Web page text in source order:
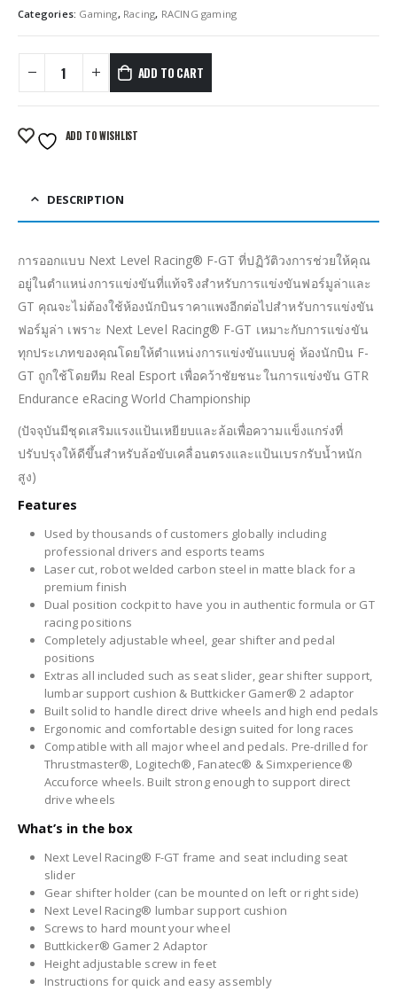
Categories: Gaming, Racing, RACING gaming
ADD TO CART
ADD TO WISHLIST
DESCRIPTION
การออกแบบ Next Level Racing® F-GT ที่ปฏิวัติวงการช่วยให้คุณ
อยู่ในตำแหน่งการแข่งขันที่แท้จริงสำหรับการแข่งขันฟอร์มูล่าและ
GT คุณจะไม่ต้องใช้ห้องนักบินราคาแพงอีกต่อไปสำหรับการแข่งขัน
ฟอร์มูล่า เพราะ Next Level Racing® F-GT เหมาะกับการแข่งขัน
ทุกประเภทของคุณโดยให้ตำแหน่งการแข่งขันแบบคู่ ห้องนักบิน F-
GT ถูกใช้โดยทีม Real Esport เพื่อคว้าชัยชนะในการแข่งขัน GTR
Endurance eRacing World Championship
(ปัจจุบันมีชุดเสริมแรงแป้นเหยียบและล้อเพื่อความแข็งแกร่งที่
ปรับปรุงให้ดีขึ้นสำหรับล้อขับเคลื่อนตรงและแป้นเบรกรับน้ำหนัก
สูง)
Features
Used by thousands of customers globally including
professional drivers and esports teams
Laser cut, robot welded carbon steel in matte black for a
premium finish
Dual position cockpit to have you in authentic formula or GT
racing positions
Completely adjustable wheel, gear shifter and pedal
positions
Extras all included such as seat slider, gear shifter support,
lumbar support cushion & Buttkicker Gamer® 2 adaptor
Built solid to handle direct drive wheels and high end pedals
Ergonomic and comfortable design suited for long races
Compatible with all major wheel and pedals. Pre-drilled for
Thrustmaster®, Logitech®, Fanatec® & Simxperience®
Accuforce wheels. Built strong enough to support direct
drive wheels
What’s in the box
Next Level Racing® F-GT frame and seat including seat
slider
Gear shifter holder (can be mounted on left or right side)
Next Level Racing® lumbar support cushion
Screws to hard mount your wheel
Buttkicker® Gamer 2 Adaptor
Height adjustable screw in feet
Instructions for quick and easy assembly